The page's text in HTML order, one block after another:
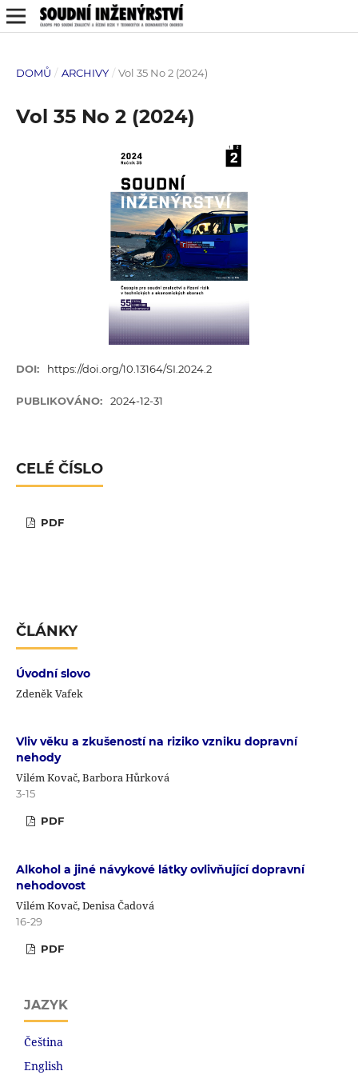
DOMŮ / ARCHIVY / Vol 35 No 2 (2024)
Vol 35 No 2 (2024)
DOI: https://doi.org/10.13164/SI.2024.2
PUBLIKOVÁNO: 2024-12-31
CELÉ ČÍSLO
PDF
ČLÁNKY
Úvodní slovo
Zdeněk Vafek
Vliv věku a zkušeností na riziko vzniku dopravní
nehody
Vilém Kovač, Barbora Hůrková
3-15
PDF
Alkohol a jiné návykové látky ovlivňující dopravní
nehodovost
Vilém Kovač, Denisa Čadová
16-29
PDF
JAZYK
Čeština
English